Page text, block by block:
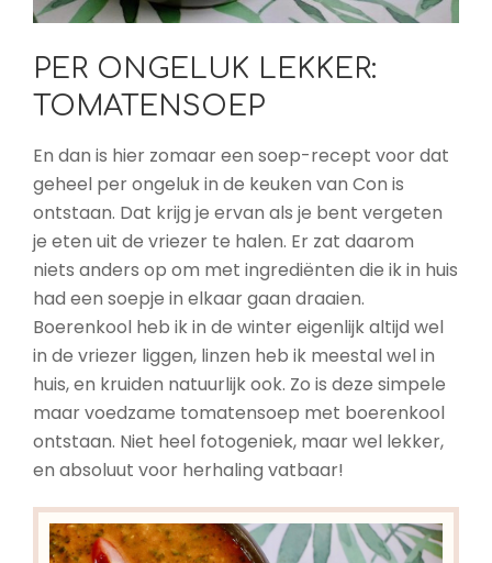
PER ONGELUK LEKKER:
TOMATENSOEP
En dan is hier zomaar een soep-recept voor dat
geheel per ongeluk in de keuken van Con is
ontstaan. Dat krijg je ervan als je bent vergeten
je eten uit de vriezer te halen. Er zat daarom
niets anders op om met ingrediënten die ik in huis
had een soepje in elkaar gaan draaien.
Boerenkool heb ik in de winter eigenlijk altijd wel
in de vriezer liggen, linzen heb ik meestal wel in
huis, en kruiden natuurlijk ook. Zo is deze simpele
maar voedzame tomatensoep met boerenkool
ontstaan. Niet heel fotogeniek, maar wel lekker,
en absoluut voor herhaling vatbaar!